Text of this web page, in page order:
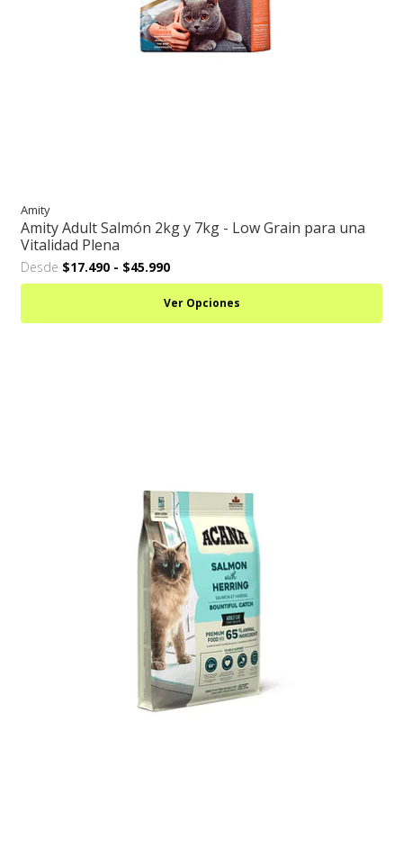
Amity
Amity Adult Salmón 2kg y 7kg - Low Grain para una
Vitalidad Plena
Desde $17.490 - $45.990
Ver Opciones